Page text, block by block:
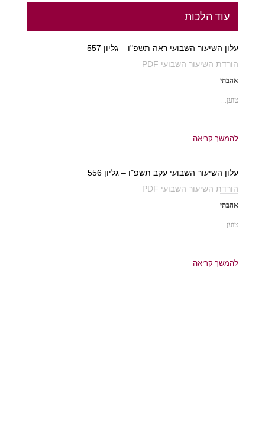
עוד הלכות
עלון השיעור השבועי ראה תשפ"ו – גליון 557
הורדת השיעור השבועי PDF
אהבתי
טוען...
להמשך קריאה
עלון השיעור השבועי עקב תשפ"ו – גליון 556
הורדת השיעור השבועי PDF
אהבתי
טוען...
להמשך קריאה